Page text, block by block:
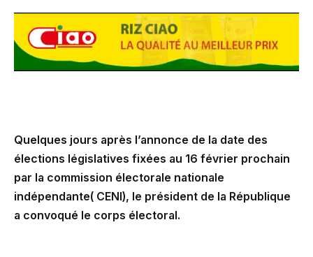
Quelques jours après l’annonce de la date des
élections législatives fixées au 16 février prochain
par la commission électorale nationale
indépendante( CENI), le président de la République
a convoqué le corps électoral.